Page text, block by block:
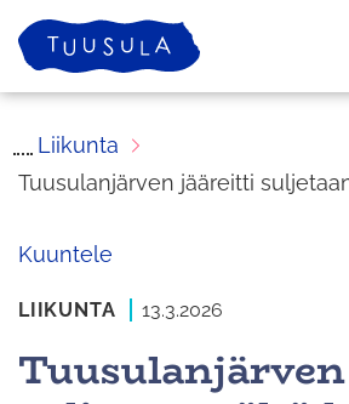
Siirry
sisältöön
Etusivu
Liikunta
Tuusulanjärven jääreitti
Kuuntele
LIIKUNTA 13.3.2026